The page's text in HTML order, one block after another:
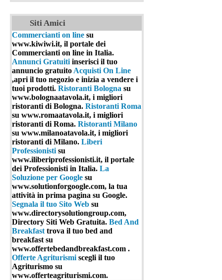
Siti Amici
Commercianti on line su
www.kiwiwi.it, il portale dei
Commercianti on line in Italia.
Annunci Gratuiti inserisci il tuo
annuncio gratuito Acquisti On Line
,apri il tuo negozio e inizia a vendere i
tuoi prodotti. Ristoranti Bologna su
www.bolognaatavola.it, i migliori
ristoranti di Bologna. Ristoranti Roma
su www.romaatavola.it, i migliori
ristoranti di Roma. Ristoranti Milano
su www.milanoatavola.it, i migliori
ristoranti di Milano. Liberi
Professionisti su
www.iliberiprofessionisti.it, il portale
dei Professionisti in Italia. La
Soluzione per Google su
www.solutionforgoogle.com, la tua
attività in prima pagina su Google.
Segnala il tuo Sito Web su
www.directorysolutiongroup.com,
Directory Siti Web Gratuita. Bed And
Breakfast trova il tuo bed and
breakfast su
www.offertebedandbreakfast.com .
Offerte Agriturismi scegli il tuo
Agriturismo su
www.offerteagriturismi.com.